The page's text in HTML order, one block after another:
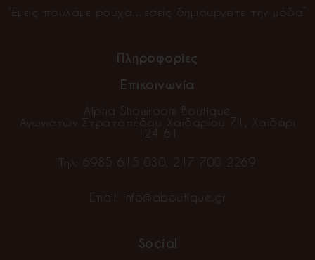
“Εμείς πουλάμε ρούχα…εσείς δημιουργείτε την μόδα”
Πληροφορίες
Επικοινωνία
Alpha Showroom Boutique
Αγωνιστών Στρατοπέδου Χαϊδαρίου 71, Χαϊδάρι
124 61
Τηλ: 6985 615 030 217 700 2269
Email: info@aboutique.gr
Social